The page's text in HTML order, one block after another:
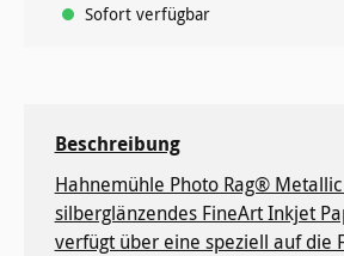
Sofort verfügbar
Beschreibung
Hahnemühle Photo Rag®
silberglänzendes FineArt Inkjet
verfügt über eine speziell auf die